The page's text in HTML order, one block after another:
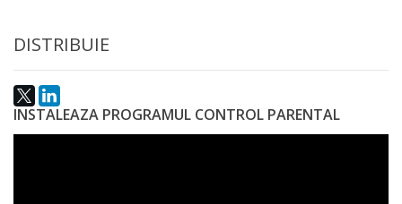
Invitații
de
Planuri
DISTRIBUIE
INSTALEAZA PROGRAMUL CONTROL PARENTAL